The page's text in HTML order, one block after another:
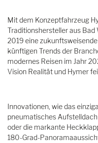
Mit dem Konzeptfahrzeug
Traditionshersteller aus Bad
2019 eine
künftigen Trends der
modernes Reisen im Jahr
Vision Realität und Hymer
Innovationen, wie das
pneumatisches
oder die markante
180-Grad-